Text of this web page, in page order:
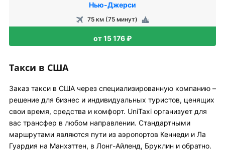
Нью-Джерси
75 км (75 минут)
от 15 176 ₽
Такси в США
Заказ такси в США через специализированную компанию –
решение для бизнес и индивидуальных туристов, ценящих
свои время, средства и комфорт. UniTaxi организует для
вас трансфер в любом направлении. Стандартными
маршрутами являются пути из аэропортов Кеннеди и Ла
Гуардия на Манхэттен, в Лонг-Айленд, Бруклин и обратно.